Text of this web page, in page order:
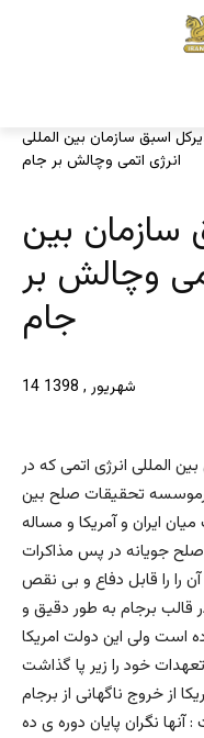
اسبق سازمان بین المللی
انرژی اتمی وچالش بر جام
سازمان بین
وچالش بر
جام
14 شهریور , 1398
المللى انرژى اتمى که در
درموسسه تحقيقات صلح بين
ايران و آمريكا و مساله
صلح جويانه در پس مذاكرات
ايران و ٥+١ رخ داد آن را را قابل دفاع و بى نقص
قالب برجام به طور دقيق و
ولى اين دولت امريكا
خود را زير پا گذاشت
خروج ناگهانى از برجام
آنها نگران پايان دوره ى ده